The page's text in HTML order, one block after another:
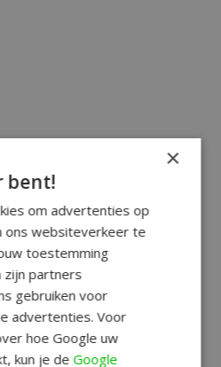
×
bent!
om advertenties op
ons websiteverkeer te
toestemming
zijn partners
gebruiken voor
advertenties. Voor
hoe Google uw
kun je deGoogle